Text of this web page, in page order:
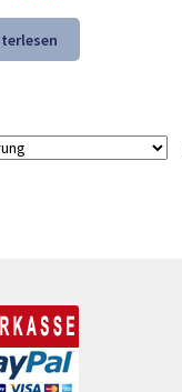
€
ist:
70,98 €.